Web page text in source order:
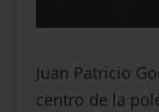
Juan Patricio
centro de la